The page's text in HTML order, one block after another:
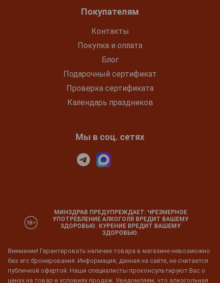
Покупателям
Контакты
Покупка и оплата
Блог
Подарочный сертификат
Проверка сертификата
Календарь праздников
Мы в соц. сетях
МИНЗДРАВ ПРЕДУПРЕЖДАЕТ: ЧРЕЗМЕРНОЕ
УПОТРЕБЛЕНИЕ АЛКОГОЛЯ ВРЕДИТ ВАШЕМУ
ЗДОРОВЬЮ. КУРЕНИЕ ВРЕДИТ ВАШЕМУ
ЗДОРОВЬЮ.
Внимание! Гарантировать наличие товара в магазине невозможно
без его бронирования. Информация, данная на сайте, не считается
публичной офертой. Наши специалисты проконсультируют Вас о
ценах на товар и условиях продаж. Уведомляем, что алкогольная